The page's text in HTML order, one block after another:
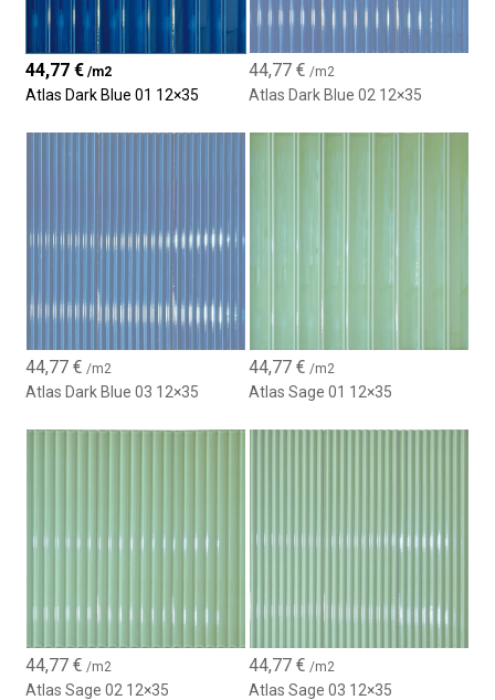
Perfetto per bagni, cucine e pareti interne
44,77€ /m2
Atlas Dark Blue 01 12×35
44,77 € /m2
Atlas Dark Blue 02 12×35
44,77€ /m2
Atlas Dark Blue 03 12×35
44,77 € /m2
Atlas Sage 01 12×35
44,77€ /m2
Atlas Sage 02 12×35
44,77 € /m2
Atlas Sage 03 12×35